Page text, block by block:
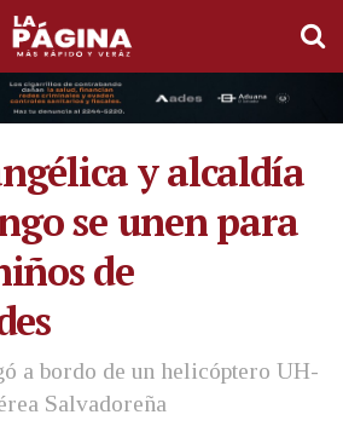
y alcaldía
se unen para
de
a bordo de un helicóptero UH-
Salvadoreña